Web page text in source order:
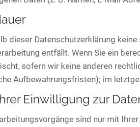
dieser Datenschutzerklärung
entfällt. Wenn Sie ein
sofern wir keine anderen
Aufbewahrungsfristen); im
Einwilligung zur
sind nur mit